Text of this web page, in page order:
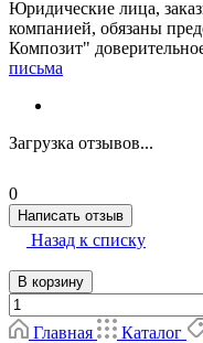
Юридические лица,
компанией, обязаны
Композит"
письма
Загрузка отзывов...
0
Написать отзыв
Назад к списку
В корзину
Главная Каталог